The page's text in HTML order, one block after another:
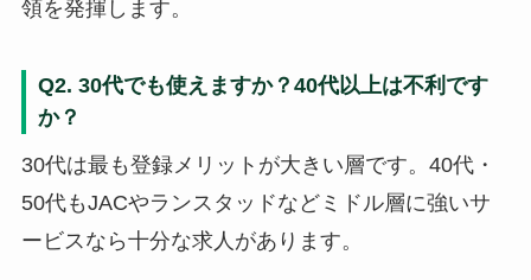
領を発揮します。
Q2. 30代でも使えますか？40代以上は不利です
か？
30代は最も登録メリットが大きい層です。40代・
50代もJACやランスタッドなどミドル層に強いサ
ービスなら十分な求人があります。